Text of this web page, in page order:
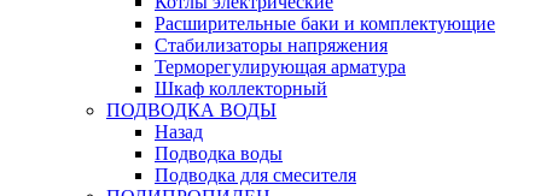
Расширительные баки и комплектующие
Стабилизаторы напряжения
Терморегулирующая арматура
Шкаф коллекторный
ПОДВОДКА ВОДЫ
Назад
Подводка воды
Подводка для смесителя